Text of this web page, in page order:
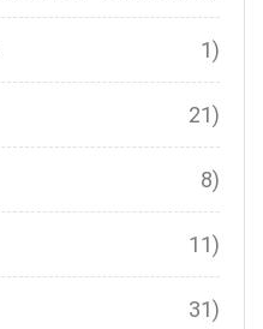
1)
21)
8)
11)
31)